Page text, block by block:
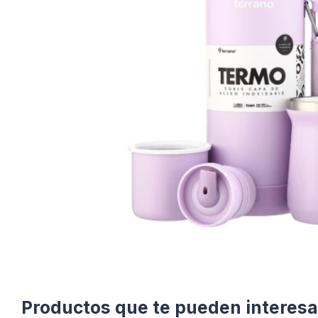
Productos que te pueden